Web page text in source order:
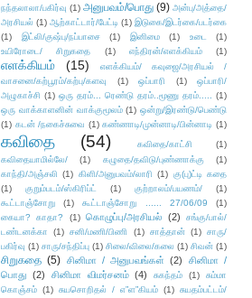
நந்தலாலா/பகிர்வு (1) அனுபவம்/பொது (9) அன்பு/அத்தை/
அரசியல் (1) ஆற்காட்டார்/பேட்டி (1) இடுகை/இடர்கை/படர்கை
(1)
இட்லி/குஷ்பு/நப்பாசை (1) இனிமை (1) உடை
(1)
உயிரோடை/ சிறுகதை
(1) எந்திரன்/எளக்கியம் (1)
எளக்கியம் (15)
எளக்கியம்/ கவுஜை/அரசியல் /
வாசனை/கற்பூரம்/கற்பு/களவு
(1) ஒப்பாரி (1)
ஒப்பாரி/
அழுகாச்சி (1) ஒரு தரம்... ரெண்டு தரம்..மூணு தரம்..... (1)
ஒரு வாக்காளனின் வாக்குமூலம் (1) ஒன்று/இரண்டு/பெண்டு
(1) கடன் /நகைச்சுவை (1) கண்ணாடி/முன்னாடி/பின்னாடி (1)
கவிதை (54) கவிதை/காட்சி
(1)
கவிதையாமில்லே/
(1) கழுதை/தவிடு/புண்ணாக்கு
(1)
காந்தி/அஞ்சலி (1) கிளி/அனுபவம்/லாரி (1) கு(பு)ட்டி கதை
(1)
குறும்படம்/ஸ்கிரிப்ட் (1) குற்றாலம்/பயணம்/
(1)
கூட்டாஞ்சோறு
(1) கூட்டாஞ்சோறு ...... 27/06/09
(1)
கையா? காதா?
(1) கொழுப்பு/அரசியல் (2)
சங்கு/பால்/
டண்டனக்கா
(1) சனி/மணி/பிணி (1) சாத்தான் (1) சாரு/
பகிர்வு (1) சாரு/சந்திப்பு (1) சிலை/விலை/கலை (1) சிவன் (1)
சிறுகதை (5) சினிமா / அனுபவங்கள் (2)
சினிமா /
பொது (2) சினிமா விமர்சனம் (4) சுகந்தம் (1)
சும்மா
கொஞ்சம் (1) சுயசொறிதல் / எ”ள”கியம் (1) சுயதம்பட்டம்/